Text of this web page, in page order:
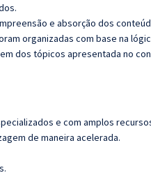
e absorção dos
organizadas com base na
dos tópicos apresentada no
e com amplos
de maneira acelerada.